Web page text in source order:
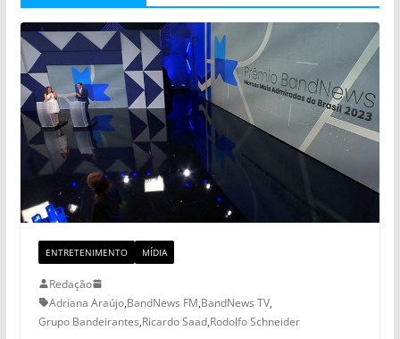
ENTRETENIMENTO MÍDIA
Redação
Adriana Araújo,BandNews FM,BandNews TV,
Grupo Bandeirantes,Ricardo Saad,Rodolfo Schneider